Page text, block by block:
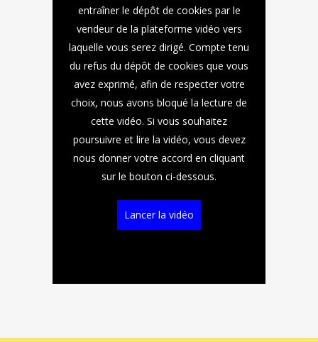
entraîner le dépôt de cookies par le
vendeur de la plateforme vidéo vers
laquelle vous serez dirigé. Compte tenu
du refus du dépôt de cookies que vous
avez exprimé, afin de respecter votre
choix, nous avons bloqué la lecture de
cette vidéo. Si vous souhaitez
poursuivre et lire la vidéo, vous devez
nous donner votre accord en cliquant
sur le bouton ci-dessous.
Lancer la vidéo